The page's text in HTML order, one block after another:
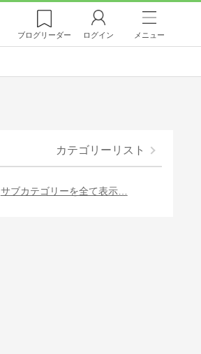
ブログリーダー ログイン メニュー
カテゴリーリスト
サブカテゴリーを全て表示…